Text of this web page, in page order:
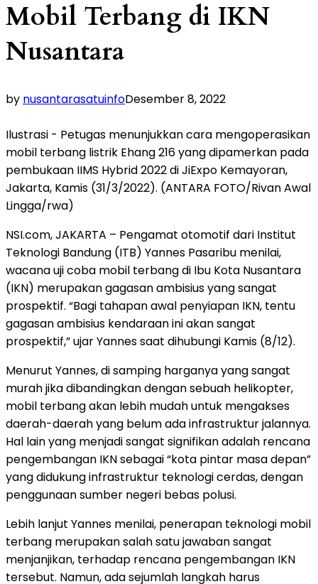
Mobil Terbang di IKN
Nusantara
by nusantarasatuinfoDesember 8, 2022
Ilustrasi - Petugas menunjukkan cara mengoperasikan
mobil terbang listrik Ehang 216 yang dipamerkan pada
pembukaan IIMS Hybrid 2022 di JiExpo Kemayoran,
Jakarta, Kamis (31/3/2022). (ANTARA FOTO/Rivan Awal
Lingga/rwa)
NSI.com, JAKARTA – Pengamat otomotif dari Institut
Teknologi Bandung (ITB) Yannes Pasaribu menilai,
wacana uji coba mobil terbang di Ibu Kota Nusantara
(IKN) merupakan gagasan ambisius yang sangat
prospektif. “Bagi tahapan awal penyiapan IKN, tentu
gagasan ambisius kendaraan ini akan sangat
prospektif,” ujar Yannes saat dihubungi Kamis (8/12).
Menurut Yannes, di samping harganya yang sangat
murah jika dibandingkan dengan sebuah helikopter,
mobil terbang akan lebih mudah untuk mengakses
daerah-daerah yang belum ada infrastruktur jalannya.
Hal lain yang menjadi sangat signifikan adalah rencana
pengembangan IKN sebagai “kota pintar masa depan”
yang didukung infrastruktur teknologi cerdas, dengan
penggunaan sumber negeri bebas polusi.
Lebih lanjut Yannes menilai, penerapan teknologi mobil
terbang merupakan salah satu jawaban sangat
menjanjikan, terhadap rencana pengembangan IKN
tersebut. Namun, ada sejumlah langkah harus